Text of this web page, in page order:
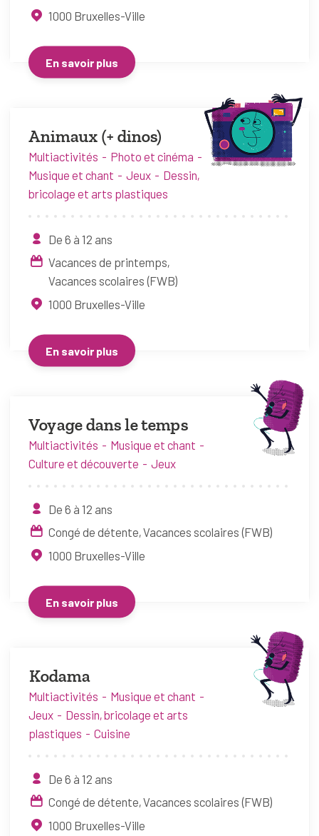
1000 Bruxelles-Ville
En savoir plus
Animaux (+ dinos)
Multiactivités
Photo et cinéma
Musique et chant
Jeux
Dessin,
bricolage et arts plastiques
De 6 à 12 ans
Vacances de printemps
Vacances scolaires (FWB)
1000 Bruxelles-Ville
En savoir plus
Voyage dans le temps
Multiactivités
Musique et chant
Culture et découverte
Jeux
De 6 à 12 ans
Congé de détente Vacances scolaires (FWB)
1000 Bruxelles-Ville
En savoir plus
Kodama
Multiactivités
Musique et chant
Jeux
Dessin, bricolage et arts
plastiques
Cuisine
De 6 à 12 ans
Congé de détente Vacances scolaires (FWB)
1000 Bruxelles-Ville